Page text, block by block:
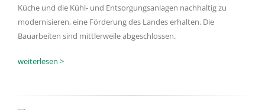
Küche und die Kühl- und Entsorgungsanlagen nachhaltig zu
modernisieren, eine Förderung des Landes erhalten. Die
Bauarbeiten sind mittlerweile abgeschlossen.
weiterlesen >